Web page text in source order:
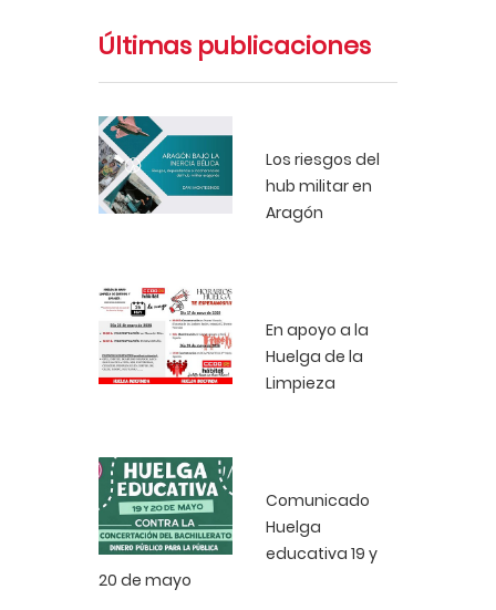
Últimas publicaciones
Los riesgos del
hub militar en
Aragón
En apoyo a la
Huelga de la
Limpieza
Comunicado
Huelga
educativa 19 y
20 de mayo